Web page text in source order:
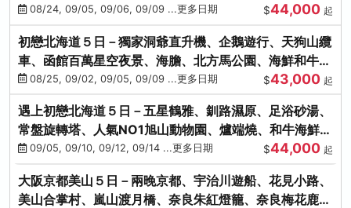
時代村、螃蟹吃到飽
08/24, 09/05, 09/06, 09/09 ...更多日期 $44,000 起
初戀北海道５日－獨家洞爺直升機、企鵝遊行、天狗山纜
車、函館百萬星空夜景、海膽、北方馬公園、海鮮和牛螃
蟹吃到飽
08/25, 09/02, 09/05, 09/09 ...更多日期 $43,000 起
遇上初戀北海道５日－五星鶴雅、釧路濕原、足浴砂湯、
常盤旋轉塔、人氣NO1旭山動物園、爐端燒、和牛海鮮螃
蟹吃到飽
09/05, 09/10, 09/12, 09/14 ...更多日期 $44,000 起
大阪京都美山５日－兩晚京都、宇治川遊船、花見小路、
美山合掌村、嵐山渡月橋、奈良朱紅燈籠、奈良梅花鹿、